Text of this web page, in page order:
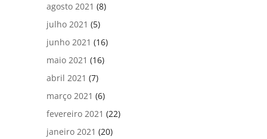
agosto 2021 (8)
julho 2021 (5)
junho 2021 (16)
maio 2021 (16)
abril 2021 (7)
março 2021 (6)
fevereiro 2021 (22)
janeiro 2021 (20)